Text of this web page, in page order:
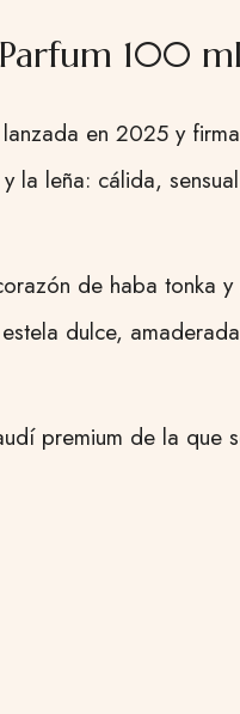
100
en 2025 y
leña: cálida,
de haba tonka
dulce,
premium de la que